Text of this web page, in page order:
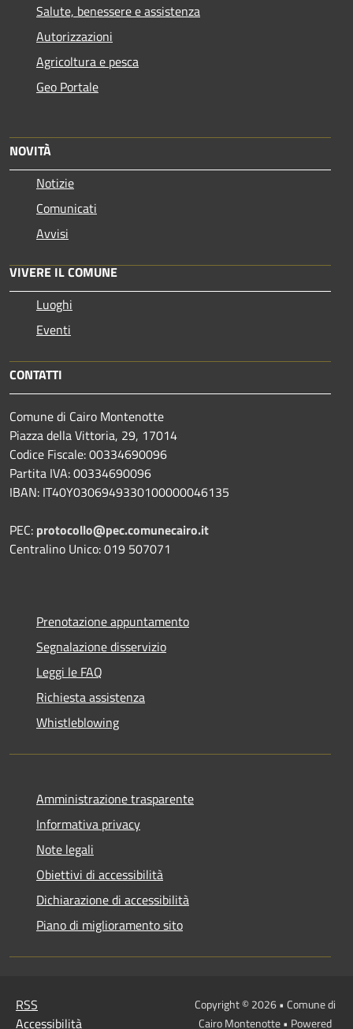
Salute, benessere e assistenza
Autorizzazioni
Agricoltura e pesca
Geo Portale
NOVITÀ
Notizie
Comunicati
Avvisi
VIVERE IL COMUNE
Luoghi
Eventi
CONTATTI
Comune di Cairo Montenotte
Piazza della Vittoria, 29, 17014
Codice Fiscale: 00334690096
Partita IVA: 00334690096
IBAN: IT40Y0306949330100000046135
PEC: protocollo@pec.comunecairo.it
Centralino Unico: 019 507071
Prenotazione appuntamento
Segnalazione disservizio
Leggi le FAQ
Richiesta assistenza
Whistleblowing
Amministrazione trasparente
Informativa privacy
Note legali
Obiettivi di accessibilità
Dichiarazione di accessibilità
Piano di miglioramento sito
RSS
Accessibilità
Copyright © 2026 • Comune di
Cairo Montenotte • Powered